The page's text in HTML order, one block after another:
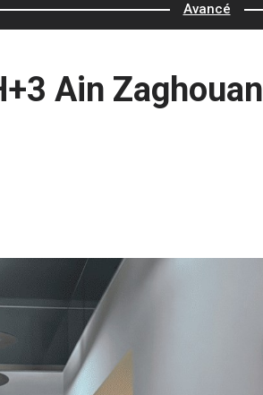
Avancé
Ain Zaghouan